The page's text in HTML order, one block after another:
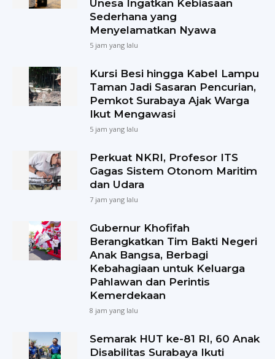
Unesa Ingatkan Kebiasaan
Sederhana yang
Menyelamatkan Nyawa
5 jam yang lalu
Kursi Besi hingga Kabel Lampu
Taman Jadi Sasaran Pencurian,
Pemkot Surabaya Ajak Warga
Ikut Mengawasi
5 jam yang lalu
Perkuat NKRI, Profesor ITS
Gagas Sistem Otonom Maritim
dan Udara
7 jam yang lalu
Gubernur Khofifah
Berangkatkan Tim Bakti Negeri
Anak Bangsa, Berbagi
Kebahagiaan untuk Keluarga
Pahlawan dan Perintis
Kemerdekaan
8 jam yang lalu
Semarak HUT ke-81 RI, 60 Anak
Disabilitas Surabaya Ikuti